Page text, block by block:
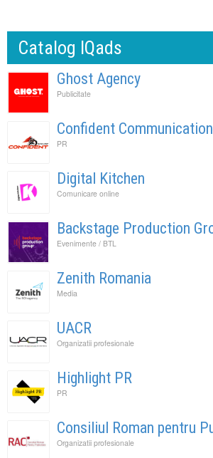
Catalog IQads
Ghost Agency
Publicitate
Confident
PR
Digital Kitchen
Comunicare online
Backstage Production
Evenimente / BTL
Zenith Romania
Media
UACR
Organizatii profesionale
Highlight PR
PR
Consiliul Roman pentru
Organizatii profesionale